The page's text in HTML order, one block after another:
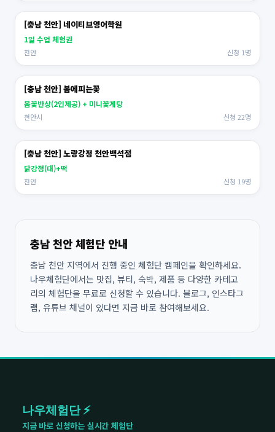
[충남 천안] 네이티브영어학원
1일 수업 체험권
천안 신청 1명
[충남 천안] 봄에피는꽃
봄꽃반상(2인제공) + 미니꽃게탕
천안시 신청 22명
[충남 천안] 노랑강정 천안백석점
닭강정(대)+떡
천안 신청 19명
충남 천안 체험단 안내
충남 천안 지역에서 진행 중인 체험단 캠페인을 확인하세요.
나우체험단에서는 맛집, 뷰티, 숙박, 제품 등 다양한 카테고
리의 체험단을 무료로 신청할 수 있습니다. 블로그, 인스타그
램, 유튜브 채널이 있다면 지금 바로 참여해보세요.
나우체험단 ⚡
지금 바로 신청하는 실시간 체험단